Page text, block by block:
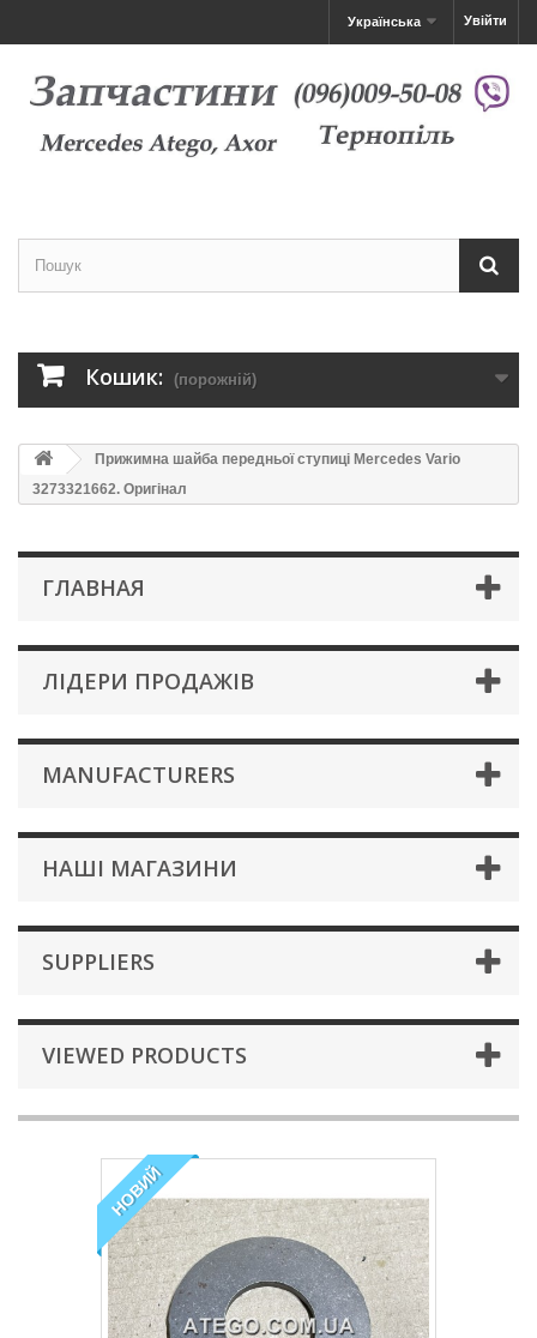
Увійти
Українська
Кошик: (порожній)
Прижимна шайба передньої ступиці Mercedes Vario
3273321662. Оригінал
ГЛАВНАЯ
ЛІДЕРИ ПРОДАЖІВ
MANUFACTURERS
НАШІ МАГАЗИНИ
SUPPLIERS
VIEWED PRODUCTS
НОВИЙ